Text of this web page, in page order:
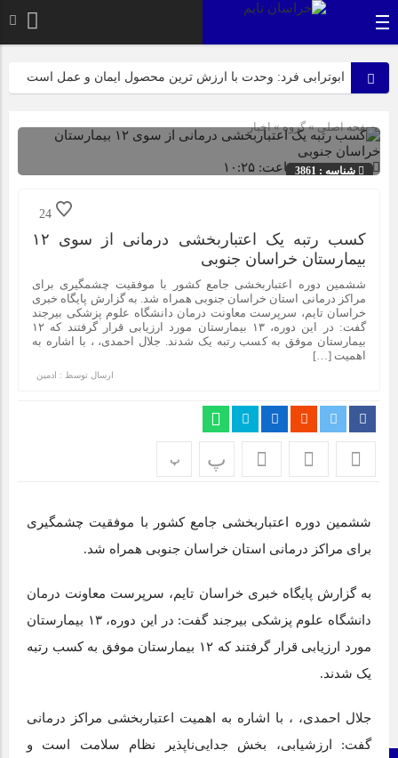
ابوترابی فرد: وحدت با ارزش ترین محصول ایمان و عمل است
عرب زاده: آماده این تا میزبانی شایسته ای از پیکر مطهر شهدای
گمنام داشته باشیم
ازابتدای سالجاری صورت گرفت؛ روکش ۴۴۷ کیلومتر از
راهپیمایی باشکوه ۱۳ آبان در بیرجند؛ «متحد و استوار مقابل
استکبار» + تصاویر
نیازمند رویکردی کارآفرینانه به فعالیت‌های پژوهشی در زمینه
گیاهان دارویی هستیم
اپلیکیشن «جعبه شادی کودکان»، محصول جدید سازمان فضای
مجازی سراج مرکز خراسان جنوبی، با هدف ارائه محتوای دیجیتال
شد
عفو بین الملل: فیفا و یوفا، اسرائیل را محروم کنند
صفحه اصلی» گروه »اخبار
1404-02-14 ساعت: ۱۰:۲۵ شناسه : 3861
24
کسب رتبه یک اعتباربخشی درمانی از سوی ۱۲
بیمارستان خراسان جنوبی
ششمین دوره اعتباربخشی جامع کشور با موفقیت چشمگیری برای
مراکز درمانی استان خراسان جنوبی همراه شد. به گزارش پایگاه خبری
خراسان تایم، سرپرست معاونت درمان دانشگاه علوم پزشکی بیرجند
گفت: در این دوره، ۱۳ بیمارستان مورد ارزیابی قرار گرفتند که ۱۲
بیمارستان موفق به کسب رتبه یک شدند. جلال احمدی، ، با اشاره به
اهمیت […]
ارسال توسط : ادمین
پ پ
ششمین دوره اعتباربخشی جامع کشور با موفقیت چشمگیری
برای مراکز درمانی استان خراسان جنوبی همراه شد.
به گزارش پایگاه خبری خراسان تایم، سرپرست معاونت درمان
دانشگاه علوم پزشکی بیرجند گفت: در این دوره، ۱۳ بیمارستان
مورد ارزیابی قرار گرفتند که ۱۲ بیمارستان موفق به کسب رتبه
یک شدند.
جلال احمدی، ، با اشاره به اهمیت اعتباربخشی مراکز درمانی
گفت: ارزشیابی، بخش جدایی‌ناپذیر نظام سلامت است و